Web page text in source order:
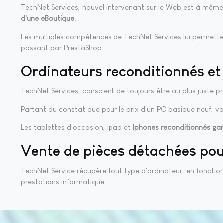
TechNet Services, nouvel intervenant sur le Web est à
d'une eBoutique
Les multiples compétences de TechNet Services lui
passant par PrestaShop.
Ordinateurs reconditionnés
TechNet Services, conscient de toujours être au plus juste
Partant du constat que pour le prix d'un PC basique neuf,
Les tablettes d'occasion, Ipad et Iphones reconditionnés
Vente de pièces détachées
TechNet Service récupère tout type d'ordinateur, en
prestations informatique.